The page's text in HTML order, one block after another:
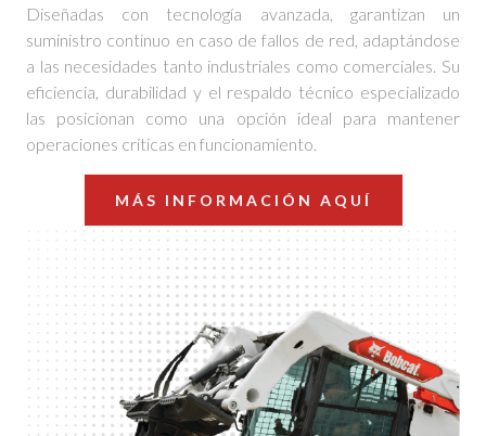
Diseñadas con tecnología avanzada, garantizan un
suministro continuo en caso de fallos de red, adaptándose
a las necesidades tanto industriales como comerciales. Su
eficiencia, durabilidad y el respaldo técnico especializado
las posicionan como una opción ideal para mantener
operaciones críticas en funcionamiento.
MÁS INFORMACIÓN AQUÍ